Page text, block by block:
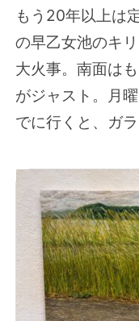
もう20年以上は
の早乙女池のキ
大火事。南面は
がジャスト。月
でに行くと、ガラ